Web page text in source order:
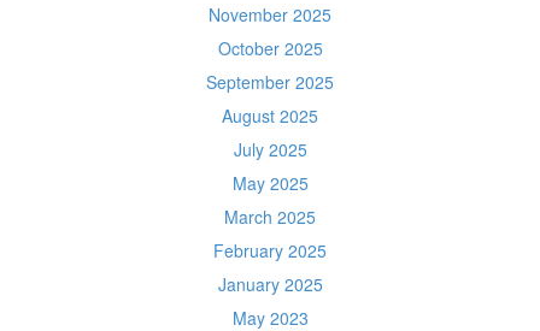
November 2025
October 2025
September 2025
August 2025
July 2025
May 2025
March 2025
February 2025
January 2025
May 2023